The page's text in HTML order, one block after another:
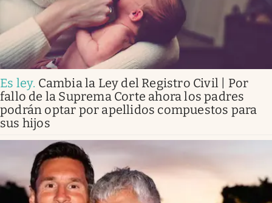
Es ley. Cambia la Ley del Registro Civil | Por
fallo de la Suprema Corte ahora los padres
podrán optar por apellidos compuestos para
sus hijos